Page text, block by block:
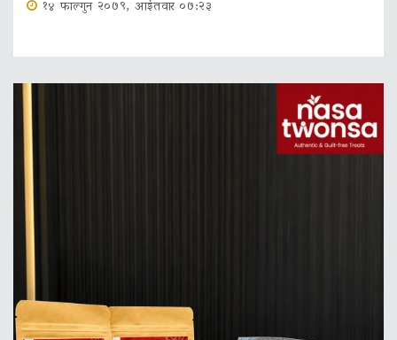
१४ फाल्गुन २०७९, आईतवार ०७:२३